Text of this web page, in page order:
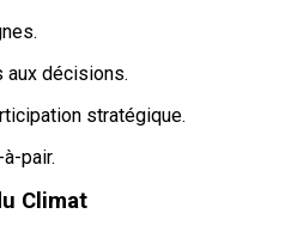
décisions.
stratégique.
pair.
Climat